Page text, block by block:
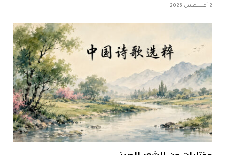
2 أغسطس 2026